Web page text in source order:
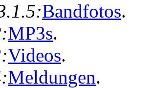
Bandfotos.
MP3s.
Videos.
Meldungen.